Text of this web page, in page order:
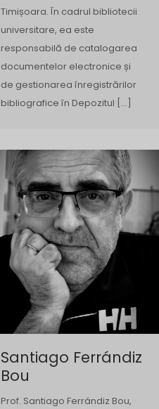
Timișoara. În cadrul bibliotecii
universitare, ea este
responsabilă de catalogarea
documentelor electronice și
de gestionarea înregistrărilor
bibliografice în Depozitul […]
Santiago Ferrándiz
Bou
Prof. Santiago Ferrándiz Bou,